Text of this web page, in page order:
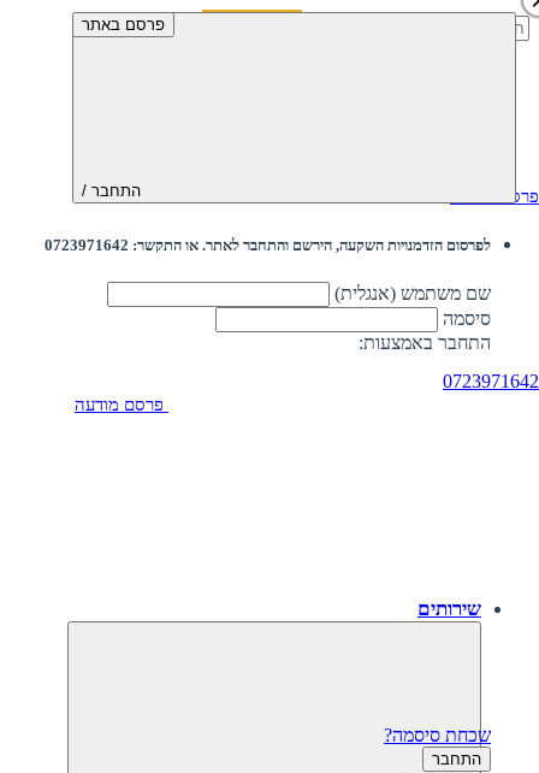
חיפוש:
0723971642
פרסם מודעה התחבר /
לפרסום הזדמנויות השקעה, הירשם והתחבר לאתר. או התקשר: 0723971642
שם משתמש (אנגלית)
סיסמה
התחבר באמצעות:
שכחת סיסמה?
התחבר
פרסם באתר
פרסם מודעה
שירותים